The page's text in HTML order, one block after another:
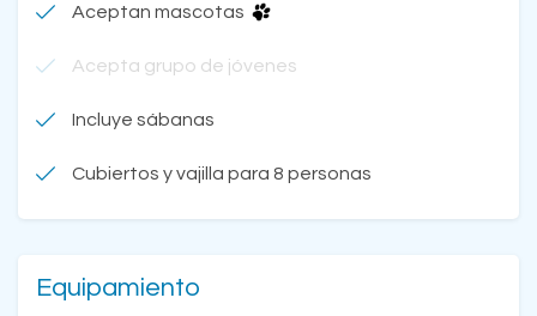
Aceptan mascotas
Acepta grupo de jóvenes
Incluye sábanas
Cubiertos y vajilla para 8 personas
Equipamiento